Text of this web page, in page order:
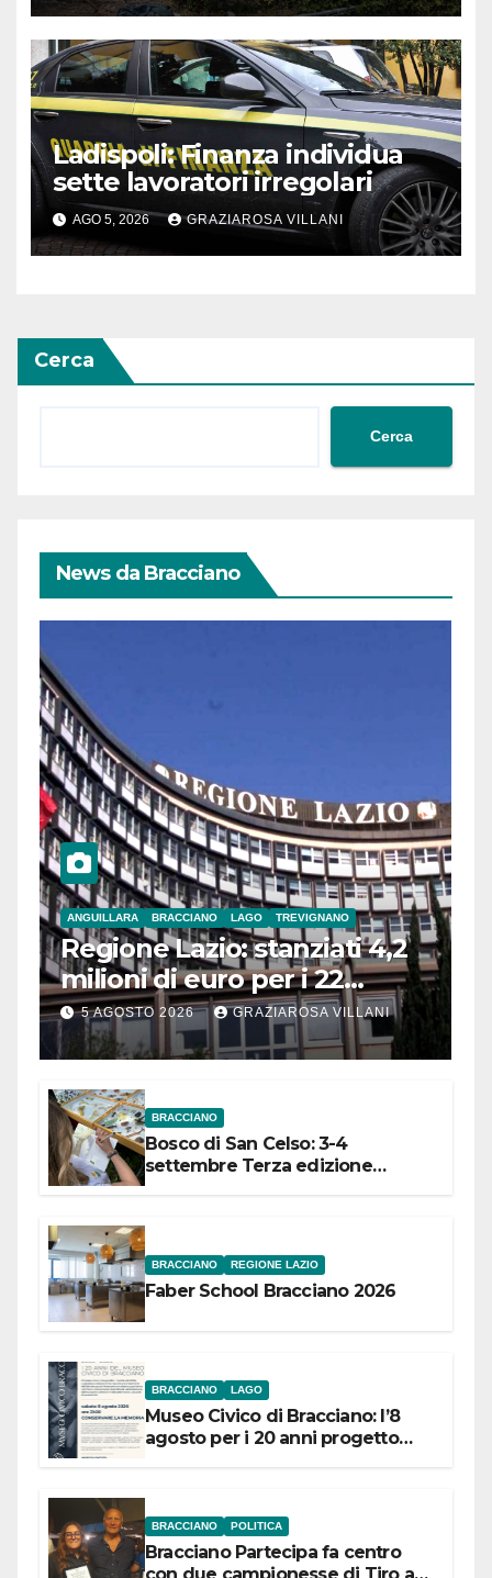
Ladispoli: Finanza individua
sette lavoratori irregolari
AGO 5, 2026 GRAZIAROSA VILLANI
Cerca
Cerca
News da Bracciano
ANGUILLARA BRACCIANO LAGO TREVIGNANO
Regione Lazio: stanziati 4,2
milioni di euro per i 22
Comuni dell’Etruria
Meridionale
5 AGOSTO 2026 GRAZIAROSA VILLANI
BRACCIANO
Bosco di San Celso: 3-4
settembre Terza edizione
BRACCIANO REGIONE LAZIO
Faber School Bracciano 2026
BRACCIANO LAGO
Museo Civico di Bracciano: l’8
agosto per i 20 anni progetto
BRACCIANO POLITICA
Bracciano Partecipa fa centro